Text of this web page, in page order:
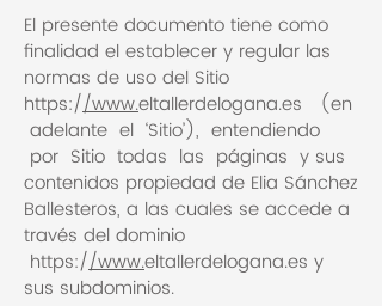
El presente documento tiene como
finalidad el establecer y regular las
normas de uso del Sitio
https://www.eltallerdelogana.es (en
adelante el ‘Sitio’), entendiendo
por Sitio todas las páginas y sus
contenidos propiedad de Elia Sánchez
Ballesteros, a las cuales se accede a
través del dominio
https://www.eltallerdelogana.es y
sus subdominios.